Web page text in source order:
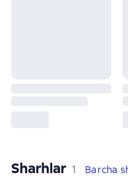
Sharhlar 1 sharh
1 Barcha